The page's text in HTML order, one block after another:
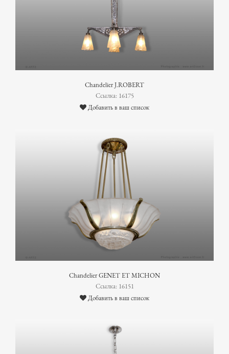
Chandelier J.ROBERT
Ссылка: 16175
Добавить в ваш список
Chandelier GENET ET MICHON
Ссылка: 16151
Добавить в ваш список